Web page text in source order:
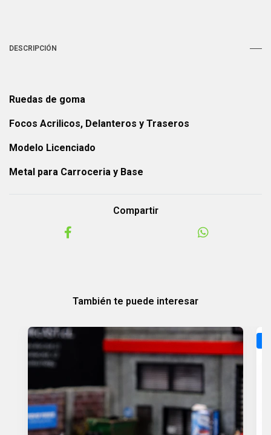
DESCRIPCIÓN
Ruedas de goma
Focos Acrilicos, Delanteros y Traseros
Modelo Licenciado
Metal para Carroceria y Base
Compartir
También te puede interesar